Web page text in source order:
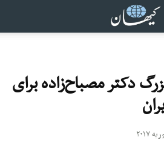
«کیهان» میراث بزرگ دکتر مصباح‌‎زاده برای